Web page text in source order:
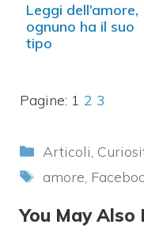
Leggi dell’amore,
ognuno ha il suo
tipo
Pagine: 1 2 3
Categorie
Articoli,
Tag
amore,
You May Also